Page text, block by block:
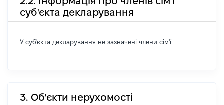
суб'єкта декларування
У суб'єкта декларування не зазначені члени сім'ї
3. Об'єкти нерухомості